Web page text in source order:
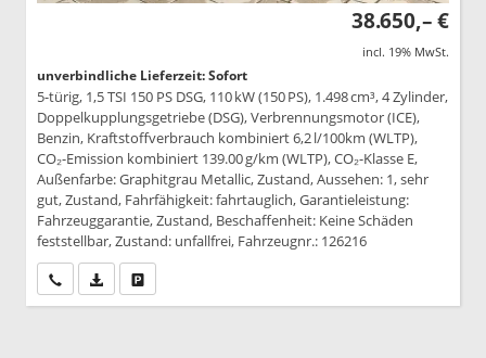
38.650,– €
incl. 19% MwSt.
unverbindliche Lieferzeit: Sofort
5-türig, 1,5 TSI 150 PS DSG, 110 kW (150 PS), 1.498 cm³, 4 Zylinder,
Doppelkupplungsgetriebe (DSG), Verbrennungsmotor (ICE),
Benzin, Kraftstoffverbrauch kombiniert 6,2 l/100km (WLTP),
CO₂-Emission kombiniert 139.00 g/km (WLTP), CO₂-Klasse E,
Außenfarbe: Graphitgrau Metallic, Zustand, Aussehen: 1, sehr
gut, Zustand, Fahrfähigkeit: fahrtauglich, Garantieleistung:
Fahrzeuggarantie, Zustand, Beschaffenheit: Keine Schäden
feststellbar, Zustand: unfallfrei, Fahrzeugnr.: 126216
Wir rufen Sie anPDF-Datei, Fahrzeugexposé drucken